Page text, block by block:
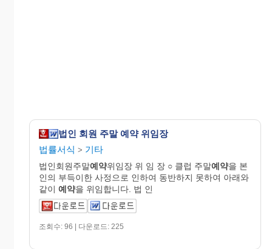
법인 회원 주말 예약 위임장
법률서식 > 기타
법인회원주말예약위임장 위 임 장 ○ 클럽 주말예약을 본
인의 부득이한 사정으로 인하여 동반하지 못하여 아래와
같이 예약을 위임합니다. 법 인
조회수: 96 | 다운로드: 225